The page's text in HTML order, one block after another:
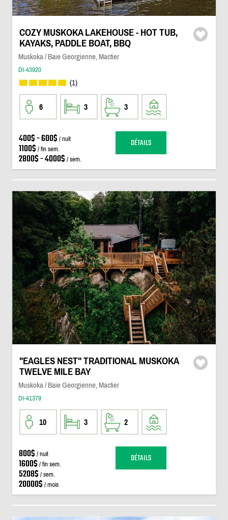
COZY MUSKOKA LAKEHOUSE - HOT TUB,
KAYAKS, PADDLE BOAT, BBQ
Muskoka / Baie Georgienne, Mactier
DI-43920
(1)
6 3 3
400$ - 600$ / nuit
1100$ / fin sem.
2800$ - 4000$ / sem.
DÉTAILS
"EAGLES NEST" TRADITIONAL MUSKOKA
TWELVE MILE BAY
Muskoka / Baie Georgienne, Mactier
DI-41379
10 3 2
800$ / nuit
1600$ / fin sem.
5208$ / sem.
20000$ / mois
DÉTAILS